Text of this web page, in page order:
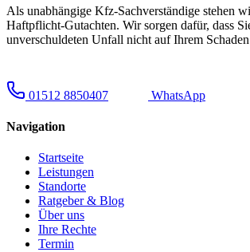
Als unabhängige Kfz-Sachverständige stehen
Haftpflicht-Gutachten. Wir sorgen dafür, dass
unverschuldeten Unfall nicht auf Ihrem
01512 8850407 WhatsApp
Navigation
Startseite
Leistungen
Standorte
Ratgeber & Blog
Über uns
Ihre Rechte
Termin